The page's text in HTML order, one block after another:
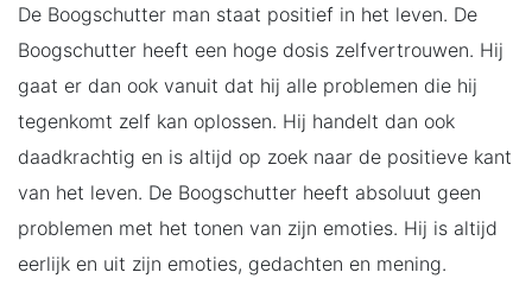
De Boogschutter man staat positief in het leven. De
Boogschutter heeft een hoge dosis zelfvertrouwen. Hij
gaat er dan ook vanuit dat hij alle problemen die hij
tegenkomt zelf kan oplossen. Hij handelt dan ook
daadkrachtig en is altijd op zoek naar de positieve kant
van het leven. De Boogschutter heeft absoluut geen
problemen met het tonen van zijn emoties. Hij is altijd
eerlijk en uit zijn emoties, gedachten en mening.